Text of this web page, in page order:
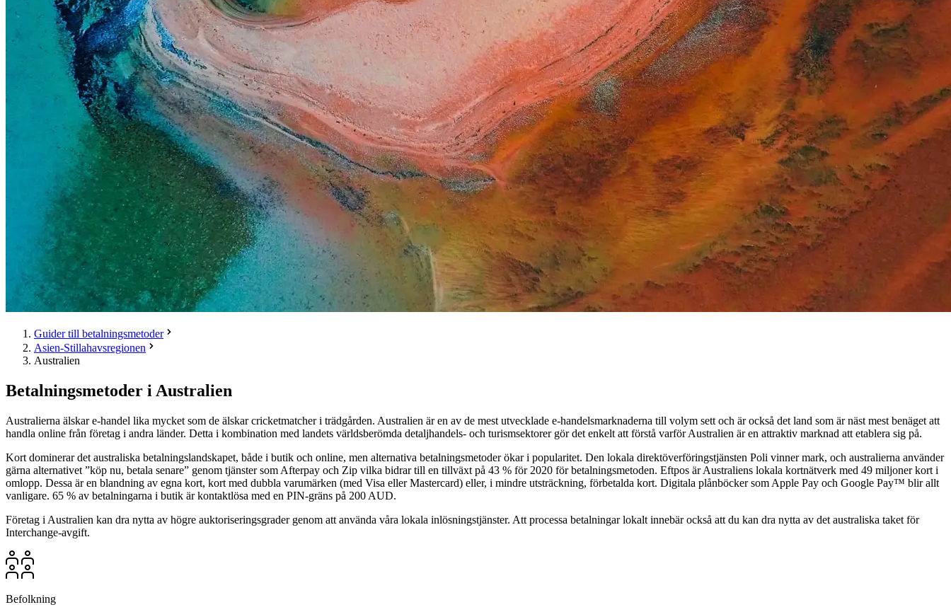
Guider till betalningsmetoder
Asien-Stillahavsregionen
Australien
Betalningsmetoder i Australien
Australierna älskar e-handel lika mycket som de älskar cricketmatcher i trädgården. Australien är en av de mest utvecklade e-handelsmarknaderna till volym sett och är också det land som är näst mest benäget att
handla online från företag i andra länder. Detta i kombination med landets världsberömda detaljhandels- och turismsektorer gör det enkelt att förstå varför Australien är en attraktiv marknad att etablera sig på.
Kort dominerar det australiska betalningslandskapet, både i butik och online, men alternativa betalningsmetoder ökar i popularitet. Den lokala direktöverföringstjänsten Poli vinner mark, och australierna använder
gärna alternativet ”köp nu, betala senare” genom tjänster som Afterpay och Zip vilka bidrar till en tillväxt på 43 % för 2020 för betalningsmetoden. Eftpos är Australiens lokala kortnätverk med 49 miljoner kort i
omlopp. Dessa är en blandning av egna kort, kort med dubbla varumärken (med Visa eller Mastercard) eller, i mindre utsträckning, förbetalda kort. Digitala plånböcker som Apple Pay och Google Pay™ blir allt
vanligare. 65 % av betalningarna i butik är kontaktlösa med en PIN-gräns på 200 AUD.
Företag i Australien kan dra nytta av högre auktoriseringsgrader genom att använda våra lokala inlösningstjänster. Att processa betalningar lokalt innebär också att du kan dra nytta av det australiska taket för
Interchange-avgift.
Befolkning